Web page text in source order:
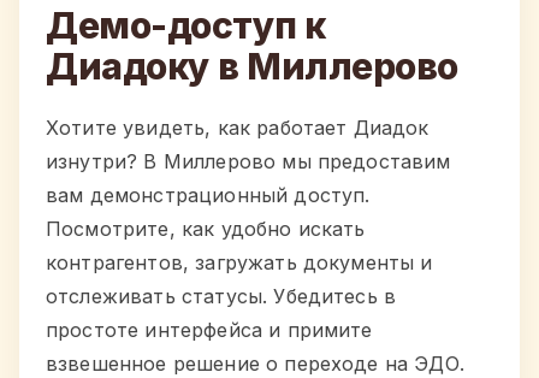
Демо-доступ к
Диадоку в Миллерово
Хотите увидеть, как работает Диадок
изнутри? В Миллерово мы предоставим
вам демонстрационный доступ.
Посмотрите, как удобно искать
контрагентов, загружать документы и
отслеживать статусы. Убедитесь в
простоте интерфейса и примите
взвешенное решение о переходе на ЭДО.